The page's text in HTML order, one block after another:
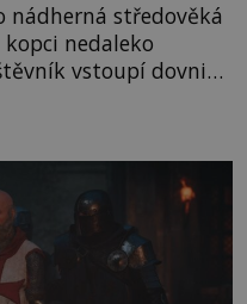
nádherná středověká
nedaleko
vstoupí dovnitř,
labyrintu symbolů,
představivost
ukryty stopy
nebo dokonce